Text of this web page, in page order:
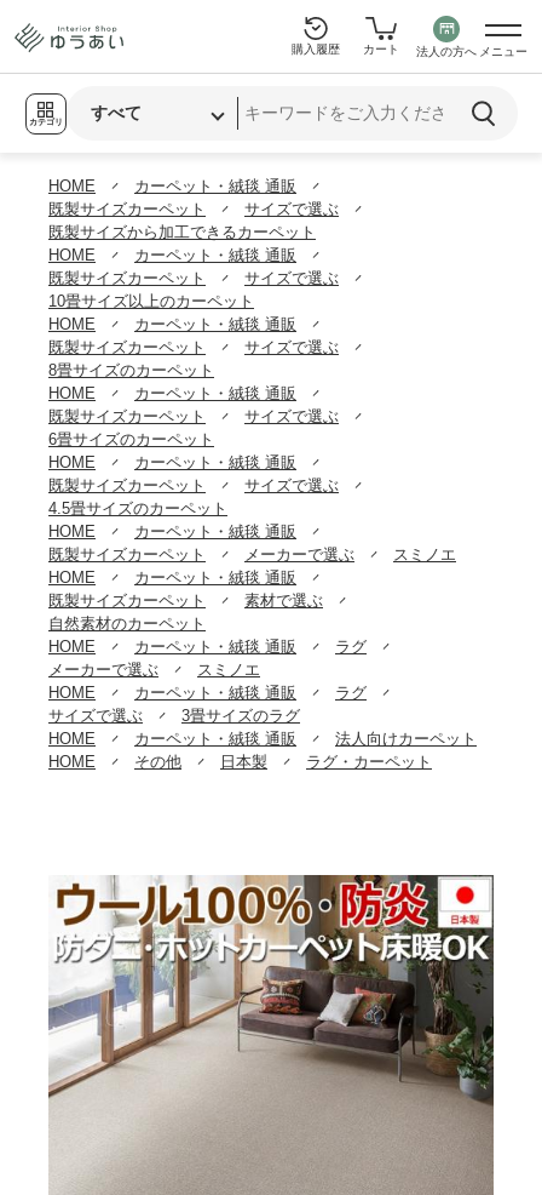
カテゴリ
購入履歴 カート 法人の方へ メニュー
HOME
カーペット・絨毯 通販
既製サイズカーペット
サイズで選ぶ
既製サイズから加工できるカーペット
HOME
カーペット・絨毯 通販
既製サイズカーペット
サイズで選ぶ
10畳サイズ以上のカーペット
HOME
カーペット・絨毯 通販
既製サイズカーペット
サイズで選ぶ
8畳サイズのカーペット
HOME
カーペット・絨毯 通販
既製サイズカーペット
サイズで選ぶ
6畳サイズのカーペット
HOME
カーペット・絨毯 通販
既製サイズカーペット
サイズで選ぶ
4.5畳サイズのカーペット
HOME
カーペット・絨毯 通販
既製サイズカーペット
メーカーで選ぶ
スミノエ
HOME
カーペット・絨毯 通販
既製サイズカーペット
素材で選ぶ
自然素材のカーペット
HOME
カーペット・絨毯 通販
ラグ
メーカーで選ぶ
スミノエ
HOME
カーペット・絨毯 通販
ラグ
サイズで選ぶ
3畳サイズのラグ
HOME
カーペット・絨毯 通販
法人向けカーペット
HOME
その他 日本製 ラグ・カーペット